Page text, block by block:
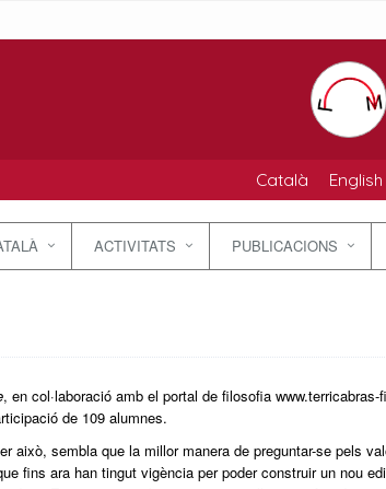
Català English
ACTIVITATS PUBLICACIONS
, en col·laboració amb el portal de filosofia www.terricabras-
de 109 alumnes.
això, sembla que la millor manera de preguntar-se pels
fins ara han tingut vigència per poder construir un nou